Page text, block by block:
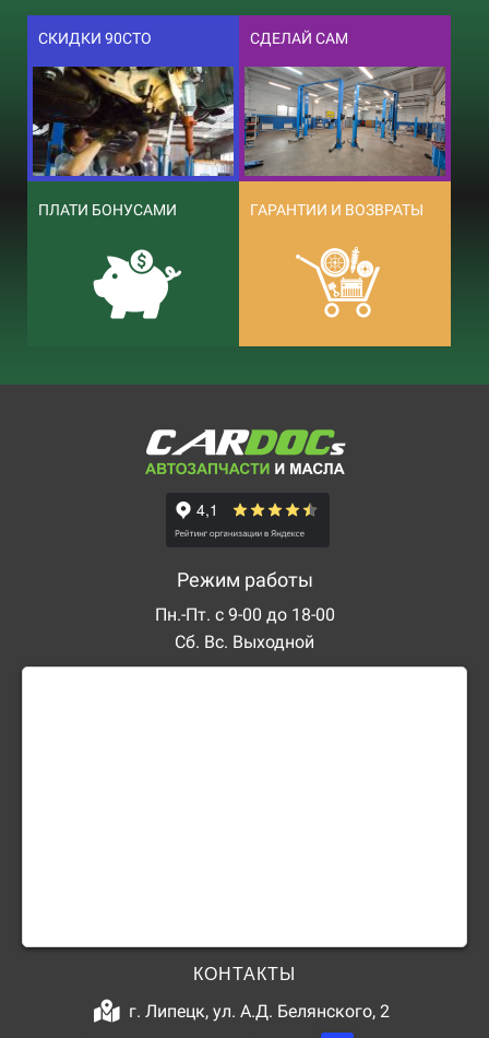
СКИДКИ 90СТО СДЕЛАЙ САМ
ПЛАТИ БОНУСАМИ ГАРАНТИИ И ВОЗВРАТЫ
Режим работы
Пн.-Пт. с 9-00 до 18-00
Сб. Вс. Выходной
КОНТАКТЫ
г. Липецк, ул. А.Д. Белянского, 2